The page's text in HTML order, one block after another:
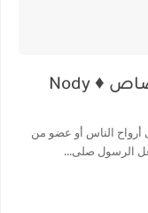
الدرس الثانى والتسعون - القصاص ♦️ Nody
الناس أو عضو من
الرسول صلى...